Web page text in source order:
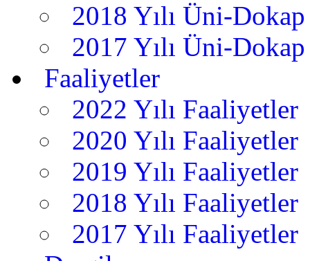
2018 Yılı Üni-
2017 Yılı Üni-
Faaliyetler
2022 Yılı Faaliyetler
2020 Yılı Faaliyetler
2019 Yılı Faaliyetler
2018 Yılı Faaliyetler
2017 Yılı Faaliyetler